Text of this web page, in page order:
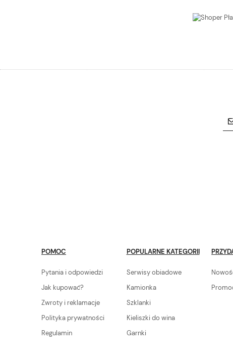
POMOC
Pytania i odpowiedzi
Jak kupować?
Zwroty i reklamacje
Polityka prywatności
Regulamin
POPULARNE KATEGORII
Serwisy obiadowe
Kamionka
Szklanki
Kieliszki do wina
Garnki